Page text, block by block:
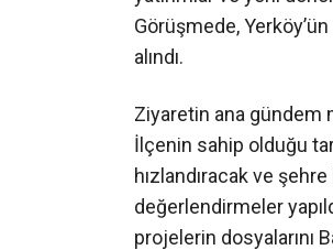
Görüşmede,
alındı.
Ziyaretin ana gündem
İlçenin sahip olduğu
hızlandıracak ve
değerlendirmeler
projelerin dosyalarını